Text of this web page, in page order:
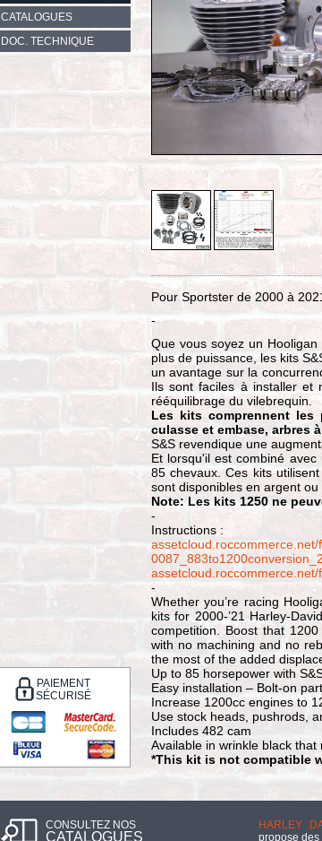
CATALOGUES
DOC. TECHNIQUE
PAIEMENT
SÉCURISÉ
Pour Sportster de 2000 à
-
Que vous soyez un
plus de puissance, les kits
un avantage sur la
Ils sont faciles à installer et
rééquilibrage du vilebrequin.
Les kits comprennent
culasse et embase, arbres
S&S revendique une
Et lorsqu'il est combiné
85 chevaux. Ces kits
sont disponibles en argent
Note: Les kits 1250 ne
-
Instructions :
-
Whether you’re racing
kits for 2000-’21 Harley-
competition. Boost that
with no machining and no
the most of the added
Up to 85 horsepower with
Easy installation – Bolt-on
Increase 1200cc engines to
Use stock heads, pushrods,
Includes 482 cam
Available in wrinkle black that
*This kit is not compatible
CONSULTEZ NOS
CATALOGUES
HARLEY
propose